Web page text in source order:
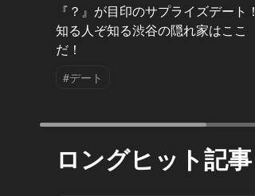
『？』が目印のサプライズデート！
知る人ぞ知る渋谷の隠れ家はここ
だ！
#デート
ロングヒット記事